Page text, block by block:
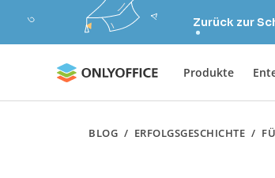
Zurück zur
Produkte
BLOG / ERFOLGSGESCHICHTE /